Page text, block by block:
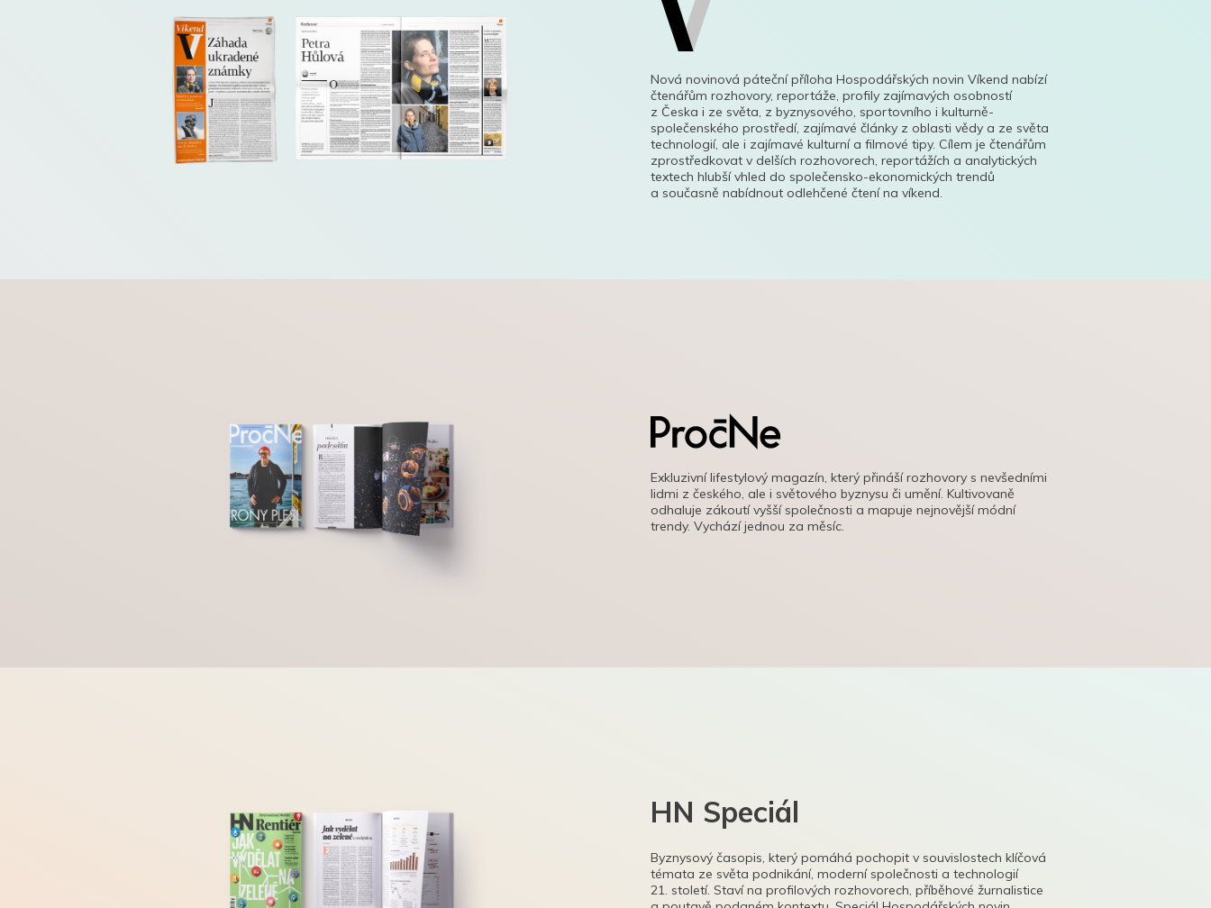
Nová novinová páteční příloha Hospodářských novin Víkend nabízí
čtenářům rozhovory, reportáže, profily zajímavých osobností
z Česka i ze světa, z byznysového, sportovního i kulturně-
společenského prostředí, zajímavé články z oblasti vědy a ze světa
technologií, ale i zajímavé kulturní a filmové tipy. Cílem je čtenářům
zprostředkovat v delších rozhovorech, reportážích a analytických
textech hlubší vhled do společensko-ekonomických trendů
a současně nabídnout odlehčené čtení na víkend.
Exkluzivní lifestylový magazín, který přináší rozhovory s nevšedními
lidmi z českého, ale i světového byznysu či umění. Kultivovaně
odhaluje zákoutí vyšší společnosti a mapuje nejnovější módní
trendy. Vychází jednou za měsíc.
HN Speciál
Byznysový časopis, který pomáhá pochopit v souvislostech klíčová
témata ze světa podnikání, moderní společnosti a technologií
21. století. Staví na profilových rozhovorech, příběhové žurnalistice